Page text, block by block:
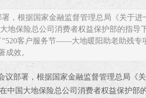
，根据国家金融监督管理总局《关于进
地保险总公司消费者权益保护部的指导
客户服务节——大地暖阳助老助残专
成效。
部署，根据国家金融监督管理总局《
中国大地保险总公司消费者权益保护部